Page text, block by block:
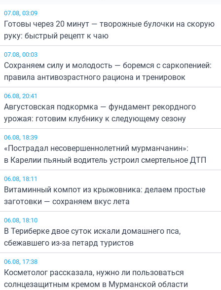
07.08, 03:09
Готовы через 20 минут — творожные булочки на скорую
руку: быстрый рецепт к чаю
07.08, 00:03
Сохраняем силу и молодость — боремся с саркопенией:
правила антивозрастного рациона и тренировок
06.08, 20:41
Августовская подкормка — фундамент рекордного
урожая: готовим клубнику к следующему сезону
06.08, 18:39
«Пострадал несовершеннолетний мурманчанин»:
в Карелии пьяный водитель устроил смертельное ДТП
06.08, 18:11
Витаминный компот из крыжовника: делаем простые
заготовки — сохраняем вкус лета
06.08, 18:10
В Териберке двое суток искали домашнего пса,
сбежавшего из-за петард туристов
06.08, 17:38
Косметолог рассказала, нужно ли пользоваться
солнцезащитным кремом в Мурманской области